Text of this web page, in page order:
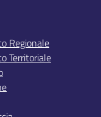
Regionale
Territoriale